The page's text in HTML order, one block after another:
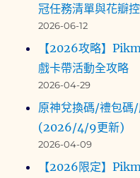
冠任務清單與花瓣
2026-06-12
【2026攻略】
戲卡帶活動全攻略
2026-04-29
原神兌換碼/禮包碼
(2026/4/9更新)
2026-04-09
【2026限定】